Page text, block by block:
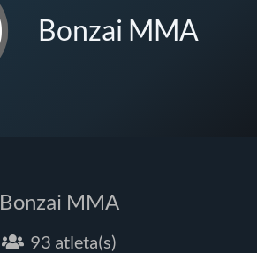
Bonzai MMA
Bonzai MMA
93 atleta(s)